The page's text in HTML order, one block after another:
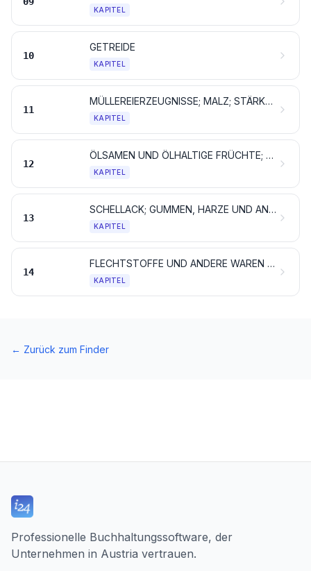
KAPITEL
10
GETREIDE
KAPITEL
11
MÜLLEREIERZEUGNISSE; MALZ; STÄRKE; INULIN; KLEBER VON WEIZEN
KAPITEL
12
ÖLSAMEN UND ÖLHALTIGE FRÜCHTE; VERSCHIEDENE SAMEN UND FRÜCHTE; PFLANZEN ZUM GEWERBE- ODER HEILGEBRAUCH; STROH UND FUTTER
KAPITEL
13
SCHELLACK; GUMMEN, HARZE UND ANDERE PFLANZENSÄFTE UND PFLANZENAUSZÜGE
KAPITEL
14
FLECHTSTOFFE UND ANDERE WAREN PFLANZLICHEN URSPRUNGS, ANDERWEIT WEDER GENANNT NOCH INBEGRIFFEN
KAPITEL
← Zurück zum Finder
Professionelle Buchhaltungssoftware, der
Unternehmen in Austria vertrauen.